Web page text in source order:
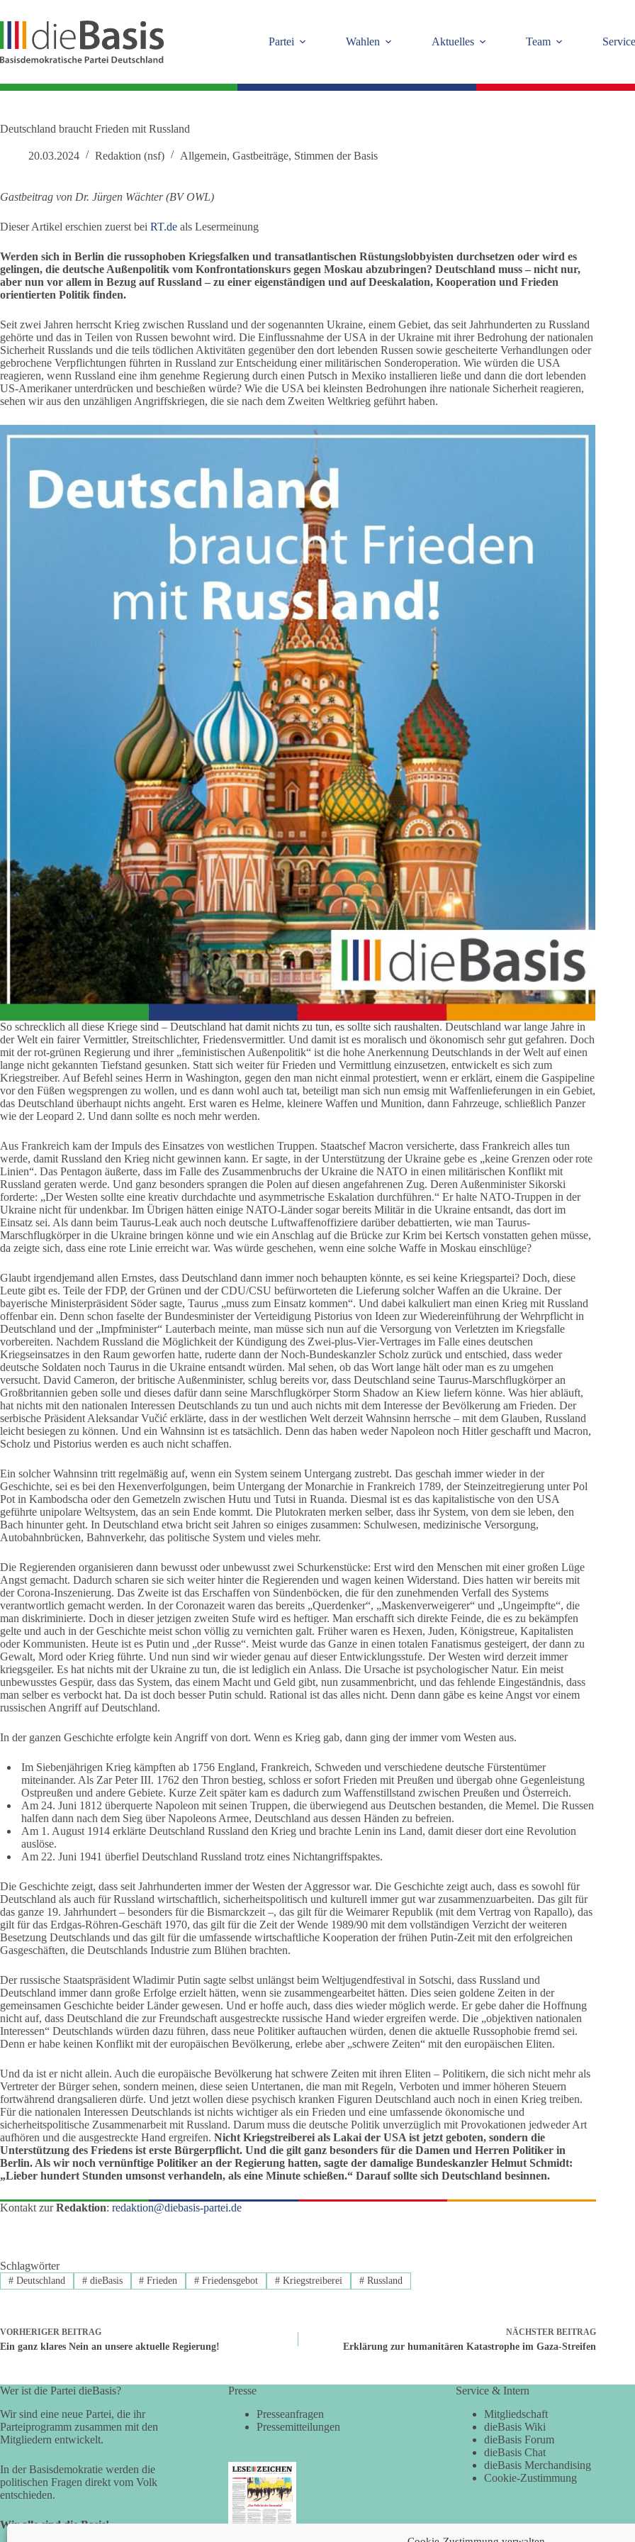
springen
Partei
Wahlen Aktuelles Team Service
Deutschland braucht Frieden mit Russland
20.03.2024 Redaktion (nsf) Allgemein, Gastbeiträge, Stimmen der Basis
Gastbeitrag von Dr. Jürgen Wächter (BV OWL)
Dieser Artikel erschien zuerst bei RT.de als Lesermeinung
Werden sich in Berlin die russophoben Kriegsfalken und transatlantischen Rüstungslobbyisten durchsetzen oder wird es
gelingen, die deutsche Außenpolitik vom Konfrontationskurs gegen Moskau abzubringen? Deutschland muss – nicht nur,
aber nun vor allem in Bezug auf Russland – zu einer eigenständigen und auf Deeskalation, Kooperation und Frieden
orientierten Politik finden.
Seit zwei Jahren herrscht Krieg zwischen Russland und der sogenannten Ukraine, einem Gebiet, das seit Jahrhunderten zu Russland
gehörte und das in Teilen von Russen bewohnt wird. Die Einflussnahme der USA in der Ukraine mit ihrer Bedrohung der nationalen
Sicherheit Russlands und die teils tödlichen Aktivitäten gegenüber den dort lebenden Russen sowie gescheiterte Verhandlungen oder
gebrochene Verpflichtungen führten in Russland zur Entscheidung einer militärischen Sonderoperation. Wie würden die USA
reagieren, wenn Russland eine ihm genehme Regierung durch einen Putsch in Mexiko installieren ließe und dann die dort lebenden
US-Amerikaner unterdrücken und beschießen würde? Wie die USA bei kleinsten Bedrohungen ihre nationale Sicherheit reagieren,
sehen wir aus den unzähligen Angriffskriegen, die sie nach dem Zweiten Weltkrieg geführt haben.
So schrecklich all diese Kriege sind – Deutschland hat damit nichts zu tun, es sollte sich raushalten. Deutschland war lange Jahre in
der Welt ein fairer Vermittler, Streitschlichter, Friedensvermittler. Und damit ist es moralisch und ökonomisch sehr gut gefahren. Doch
mit der rot-grünen Regierung und ihrer „feministischen Außenpolitik“ ist die hohe Anerkennung Deutschlands in der Welt auf einen
lange nicht gekannten Tiefstand gesunken. Statt sich weiter für Frieden und Vermittlung einzusetzen, entwickelt es sich zum
Kriegstreiber. Auf Befehl seines Herrn in Washington, gegen den man nicht einmal protestiert, wenn er erklärt, einem die Gaspipeline
vor den Füßen wegsprengen zu wollen, und es dann wohl auch tat, beteiligt man sich nun emsig mit Waffenlieferungen in ein Gebiet,
das Deutschland überhaupt nichts angeht. Erst waren es Helme, kleinere Waffen und Munition, dann Fahrzeuge, schließlich Panzer
wie der Leopard 2. Und dann sollte es noch mehr werden.
Aus Frankreich kam der Impuls des Einsatzes von westlichen Truppen. Staatschef Macron versicherte, dass Frankreich alles tun
werde, damit Russland den Krieg nicht gewinnen kann. Er sagte, in der Unterstützung der Ukraine gebe es „keine Grenzen oder rote
Linien“. Das Pentagon äußerte, dass im Falle des Zusammenbruchs der Ukraine die NATO in einen militärischen Konflikt mit
Russland geraten werde. Und ganz besonders sprangen die Polen auf diesen angefahrenen Zug. Deren Außenminister Sikorski
forderte: „Der Westen sollte eine kreativ durchdachte und asymmetrische Eskalation durchführen.“ Er halte NATO-Truppen in der
Ukraine nicht für undenkbar. Im Übrigen hätten einige NATO-Länder sogar bereits Militär in die Ukraine entsandt, das dort im
Einsatz sei. Als dann beim Taurus-Leak auch noch deutsche Luftwaffenoffiziere darüber debattierten, wie man Taurus-
Marschflugkörper in die Ukraine bringen könne und wie ein Anschlag auf die Brücke zur Krim bei Kertsch vonstatten gehen müsse,
da zeigte sich, dass eine rote Linie erreicht war. Was würde geschehen, wenn eine solche Waffe in Moskau einschlüge?
Glaubt irgendjemand allen Ernstes, dass Deutschland dann immer noch behaupten könnte, es sei keine Kriegspartei? Doch, diese
Leute gibt es. Teile der FDP, der Grünen und der CDU/CSU befürworteten die Lieferung solcher Waffen an die Ukraine. Der
bayerische Ministerpräsident Söder sagte, Taurus „muss zum Einsatz kommen“. Und dabei kalkuliert man einen Krieg mit Russland
offenbar ein. Denn schon faselte der Bundesminister der Verteidigung Pistorius von Ideen zur Wiedereinführung der Wehrpflicht in
Deutschland und der „Impfminister“ Lauterbach meinte, man müsse sich nun auf die Versorgung von Verletzten im Kriegsfalle
vorbereiten. Nachdem Russland die Möglichkeit der Kündigung des Zwei-plus-Vier-Vertrages im Falle eines deutschen
Kriegseinsatzes in den Raum geworfen hatte, ruderte dann der Noch-Bundeskanzler Scholz zurück und entschied, dass weder
deutsche Soldaten noch Taurus in die Ukraine entsandt würden. Mal sehen, ob das Wort lange hält oder man es zu umgehen
versucht. David Cameron, der britische Außenminister, schlug bereits vor, dass Deutschland seine Taurus-Marschflugkörper an
Großbritannien geben solle und dieses dafür dann seine Marschflugkörper Storm Shadow an Kiew liefern könne. Was hier abläuft,
hat nichts mit den nationalen Interessen Deutschlands zu tun und auch nichts mit dem Interesse der Bevölkerung am Frieden. Der
serbische Präsident Aleksandar Vučić erklärte, dass in der westlichen Welt derzeit Wahnsinn herrsche – mit dem Glauben, Russland
leicht besiegen zu können. Und ein Wahnsinn ist es tatsächlich. Denn das haben weder Napoleon noch Hitler geschafft und Macron,
Scholz und Pistorius werden es auch nicht schaffen.
Ein solcher Wahnsinn tritt regelmäßig auf, wenn ein System seinem Untergang zustrebt. Das geschah immer wieder in der
Geschichte, sei es bei den Hexenverfolgungen, beim Untergang der Monarchie in Frankreich 1789, der Steinzeitregierung unter Pol
Pot in Kambodscha oder den Gemetzeln zwischen Hutu und Tutsi in Ruanda. Diesmal ist es das kapitalistische von den USA
geführte unipolare Weltsystem, das an sein Ende kommt. Die Plutokraten merken selber, dass ihr System, von dem sie leben, den
Bach hinunter geht. In Deutschland etwa bricht seit Jahren so einiges zusammen: Schulwesen, medizinische Versorgung,
Autobahnbrücken, Bahnverkehr, das politische System und vieles mehr.
Die Regierenden organisieren dann bewusst oder unbewusst zwei Schurkenstücke: Erst wird den Menschen mit einer großen Lüge
Angst gemacht. Dadurch scharen sie sich weiter hinter die Regierenden und wagen keinen Widerstand. Dies hatten wir bereits mit
der Corona-Inszenierung. Das Zweite ist das Erschaffen von Sündenböcken, die für den zunehmenden Verfall des Systems
verantwortlich gemacht werden. In der Coronazeit waren das bereits „Querdenker“, „Maskenverweigerer“ und „Ungeimpfte“, die
man diskriminierte. Doch in dieser jetzigen zweiten Stufe wird es heftiger. Man erschafft sich direkte Feinde, die es zu bekämpfen
gelte und auch in der Geschichte meist schon völlig zu vernichten galt. Früher waren es Hexen, Juden, Königstreue, Kapitalisten
oder Kommunisten. Heute ist es Putin und „der Russe“. Meist wurde das Ganze in einen totalen Fanatismus gesteigert, der dann zu
Gewalt, Mord oder Krieg führte. Und nun sind wir wieder genau auf dieser Entwicklungsstufe. Der Westen wird derzeit immer
kriegsgeiler. Es hat nichts mit der Ukraine zu tun, die ist lediglich ein Anlass. Die Ursache ist psychologischer Natur. Ein meist
unbewusstes Gespür, dass das System, das einem Macht und Geld gibt, nun zusammenbricht, und das fehlende Eingeständnis, dass
man selber es verbockt hat. Da ist doch besser Putin schuld. Rational ist das alles nicht. Denn dann gäbe es keine Angst vor einem
russischen Angriff auf Deutschland.
In der ganzen Geschichte erfolgte kein Angriff von dort. Wenn es Krieg gab, dann ging der immer vom Westen aus.
Im Siebenjährigen Krieg kämpften ab 1756 England, Frankreich, Schweden und verschiedene deutsche Fürstentümer
miteinander. Als Zar Peter III. 1762 den Thron bestieg, schloss er sofort Frieden mit Preußen und übergab ohne Gegenleistung
Ostpreußen und andere Gebiete. Kurze Zeit später kam es dadurch zum Waffenstillstand zwischen Preußen und Österreich.
Am 24. Juni 1812 überquerte Napoleon mit seinen Truppen, die überwiegend aus Deutschen bestanden, die Memel. Die Russen
halfen dann nach dem Sieg über Napoleons Armee, Deutschland aus dessen Händen zu befreien.
Am 1. August 1914 erklärte Deutschland Russland den Krieg und brachte Lenin ins Land, damit dieser dort eine Revolution
auslöse.
Am 22. Juni 1941 überfiel Deutschland Russland trotz eines Nichtangriffspaktes.
Die Geschichte zeigt, dass seit Jahrhunderten immer der Westen der Aggressor war. Die Geschichte zeigt auch, dass es sowohl für
Deutschland als auch für Russland wirtschaftlich, sicherheitspolitisch und kulturell immer gut war zusammenzuarbeiten. Das gilt für
das ganze 19. Jahrhundert – besonders für die Bismarckzeit –, das gilt für die Weimarer Republik (mit dem Vertrag von Rapallo), das
gilt für das Erdgas-Röhren-Geschäft 1970, das gilt für die Zeit der Wende 1989/90 mit dem vollständigen Verzicht der weiteren
Besetzung Deutschlands und das gilt für die umfassende wirtschaftliche Kooperation der frühen Putin-Zeit mit den erfolgreichen
Gasgeschäften, die Deutschlands Industrie zum Blühen brachten.
Der russische Staatspräsident Wladimir Putin sagte selbst unlängst beim Weltjugendfestival in Sotschi, dass Russland und
Deutschland immer dann große Erfolge erzielt hätten, wenn sie zusammengearbeitet hätten. Dies seien goldene Zeiten in der
gemeinsamen Geschichte beider Länder gewesen. Und er hoffe auch, dass dies wieder möglich werde. Er gebe daher die Hoffnung
nicht auf, dass Deutschland die zur Freundschaft ausgestreckte russische Hand wieder ergreifen werde. Die „objektiven nationalen
Interessen“ Deutschlands würden dazu führen, dass neue Politiker auftauchen würden, denen die aktuelle Russophobie fremd sei.
Denn er habe keinen Konflikt mit der europäischen Bevölkerung, erlebe aber „schwere Zeiten“ mit den europäischen Eliten.
Und da ist er nicht allein. Auch die europäische Bevölkerung hat schwere Zeiten mit ihren Eliten – Politikern, die sich nicht mehr als
Vertreter der Bürger sehen, sondern meinen, diese seien Untertanen, die man mit Regeln, Verboten und immer höheren Steuern
fortwährend drangsalieren dürfe. Und jetzt wollen diese psychisch kranken Figuren Deutschland auch noch in einen Krieg treiben.
Für die nationalen Interessen Deutschlands ist nichts wichtiger als ein Frieden und eine umfassende ökonomische und
sicherheitspolitische Zusammenarbeit mit Russland. Darum muss die deutsche Politik unverzüglich mit Provokationen jedweder Art
aufhören und die ausgestreckte Hand ergreifen. Nicht Kriegstreiberei als Lakai der USA ist jetzt geboten, sondern die
Unterstützung des Friedens ist erste Bürgerpflicht. Und die gilt ganz besonders für die Damen und Herren Politiker in
Berlin. Als wir noch vernünftige Politiker an der Regierung hatten, sagte der damalige Bundeskanzler Helmut Schmidt:
„Lieber hundert Stunden umsonst verhandeln, als eine Minute schießen.“ Darauf sollte sich Deutschland besinnen.
Kontakt zurRedaktion: redaktion@diebasis-partei.de
Schlagwörter
#Deutschland #dieBasis # Frieden # Friedensgebot # Kriegstreiberei #Russland
VORHERIGER BEITRAG
Ein ganz klares Nein an unsere aktuelle Regierung!
NÄCHSTER BEITRAG
Erklärung zur humanitären Katastrophe im Gaza-Streifen
Wer ist die Partei dieBasis?
Wir sind eine neue Partei, die ihr
Parteiprogramm zusammen mit den
Mitgliedern entwickelt.
In der Basisdemokratie werden die
politischen Fragen direkt vom Volk
entschieden.
Wir alle sind die Basis!
Presse
Presseanfragen
Pressemitteilungen
Service & Intern
Mitgliedschaft
dieBasis Wiki
dieBasis Forum
dieBasis Chat
dieBasis Merchandising
Cookie-Zustimmung